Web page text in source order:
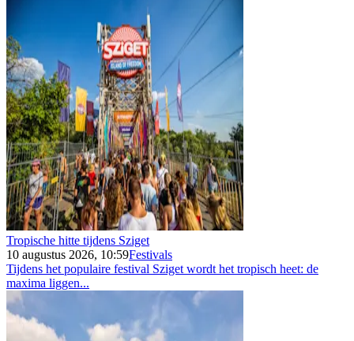
Tropische hitte tijdens Sziget
10 augustus 2026, 10:59Festivals
Tijdens het populaire festival Sziget wordt het tropisch heet: de
maxima liggen...